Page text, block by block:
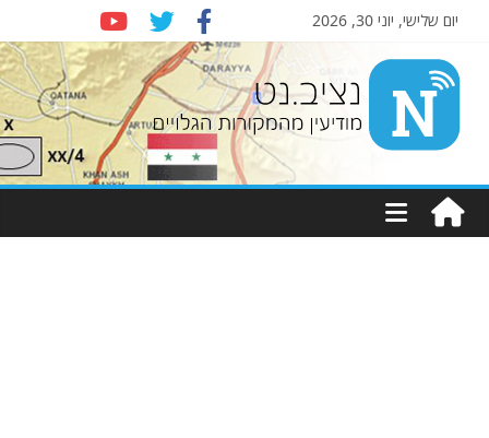
יום שלישי, יוני 30, 2026
Nziv.net
מודיעין
מהמקורות